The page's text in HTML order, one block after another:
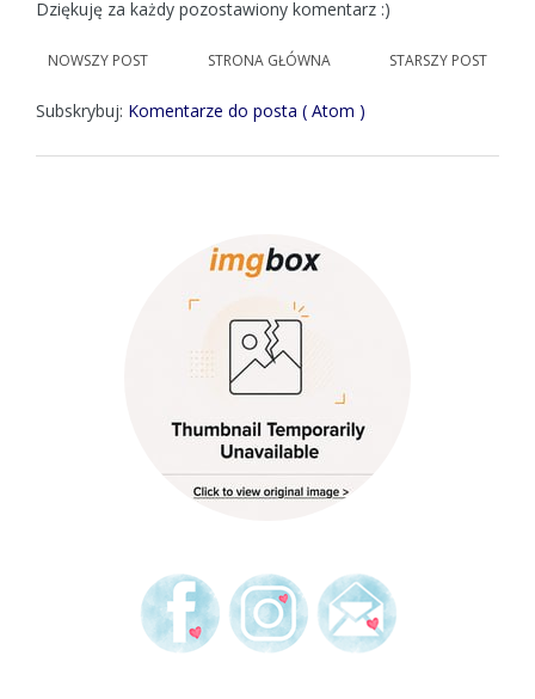
Dziękuję za każdy pozostawiony komentarz :)
NOWSZY POST STARSZY POST
STRONA GŁÓWNA
Subskrybuj: Komentarze do posta ( Atom )